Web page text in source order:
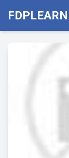
FDPLEARN